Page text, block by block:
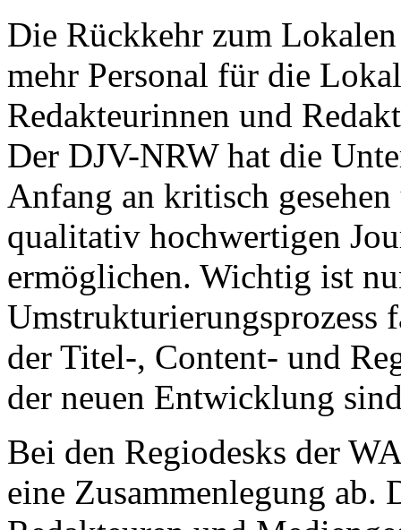
Die Rückkehr zum
mehr Personal für die
Redakteurinnen und
Der DJV-NRW hat die
Anfang an kritisch
qualitativ hochwertigen
ermöglichen. Wichtig ist
der Titel-, Content- und
der neuen Entwicklung
Bei den Regiodesks der
eine Zusammenlegung ab.